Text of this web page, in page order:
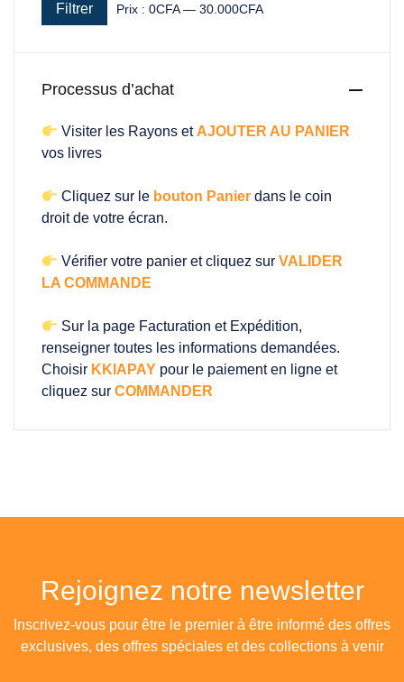
Filtrer Prix : 0CFA— 30.000CFA
Processus d’achat
Visiter les Rayons et AJOUTER AU PANIER
vos livres
Cliquez sur le bouton Panier dans le coin
droit de votre écran.
Vérifier votre panier et cliquez surVALIDER
LA COMMANDE
Sur la page Facturation et Expédition,
renseigner toutes les informations demandées.
Choisir KKIAPAY pour le paiement en ligne et
cliquez sur COMMANDER
Rejoignez notre newsletter
Inscrivez-vous pour être le premier à être informé des offres
exclusives, des offres spéciales et des collections à venir